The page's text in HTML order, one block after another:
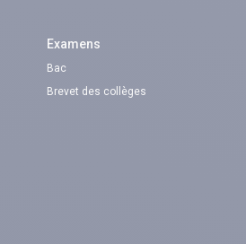
Examens
Bac
Brevet des collèges